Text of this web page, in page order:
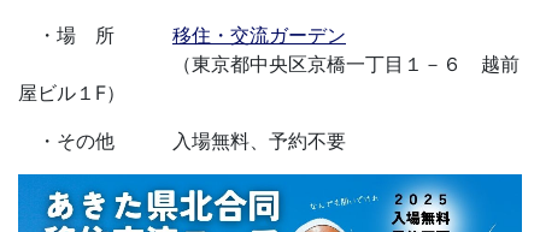
・場 所 移住・交流ガーデン
（東京都中央区京橋一丁目１－６ 越前
屋ビル１F）
・その他 入場無料、予約不要